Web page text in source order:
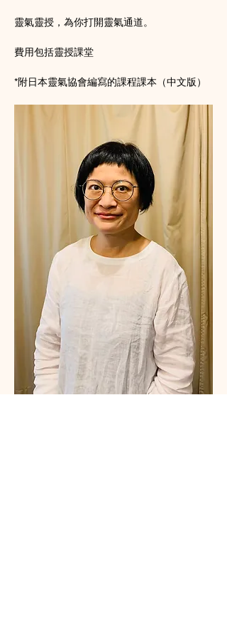
靈氣靈授，為你打開靈氣通道。
費用包括靈授課堂
*附日本靈氣協會編寫的課程課本（中文版）